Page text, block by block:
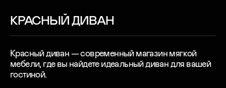
КРАСНЫЙ ДИВАН
Красный диван — современный магазин мягкой
мебели, где вы найдете идеальный диван для вашей
гостиной.